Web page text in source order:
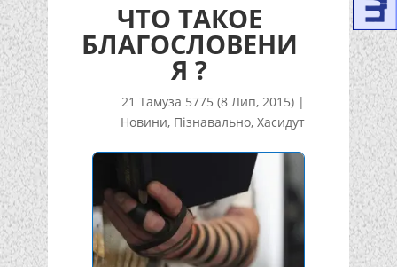
ЧТО ТАКОЕ
БЛАГОСЛОВЕНИ
Я ?
21 Тамуза 5775 (8 Лип, 2015) |
Новини, Пізнавально,Хасидут